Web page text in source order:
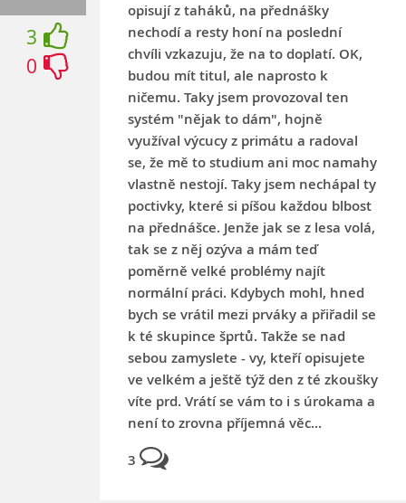
3
0
opisují z taháků, na přednášky
nechodí a resty honí na poslední
chvíli vzkazuju, že na to doplatí. OK,
budou mít titul, ale naprosto k
ničemu. Taky jsem provozoval ten
systém "nějak to dám", hojně
využíval výcucy z primátu a radoval
se, že mě to studium ani moc namahy
vlastně nestojí. Taky jsem nechápal ty
poctivky, které si píšou každou blbost
na přednášce. Jenže jak se z lesa volá,
tak se z něj ozýva a mám teď
poměrně velké problémy najít
normální práci. Kdybych mohl, hned
bych se vrátil mezi prváky a přiřadil se
k té skupince šprtů. Takže se nad
sebou zamyslete - vy, kteří opisujete
ve velkém a ještě týž den z té zkoušky
víte prd. Vrátí se vám to i s úrokama a
není to zrovna příjemná věc...
3